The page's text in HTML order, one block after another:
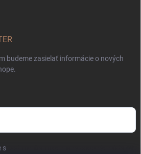
budeme zasielať informácie o nových
s